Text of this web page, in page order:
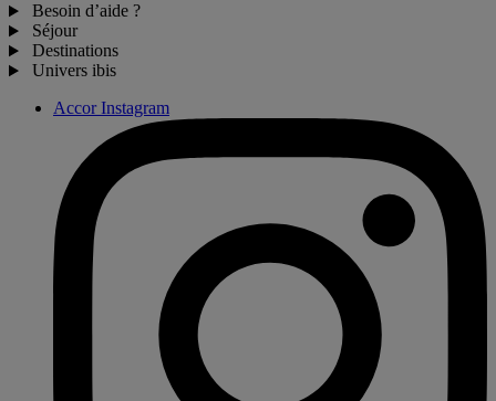
Besoin d’aide ?
Séjour
Destinations
Univers ibis
Accor Instagram